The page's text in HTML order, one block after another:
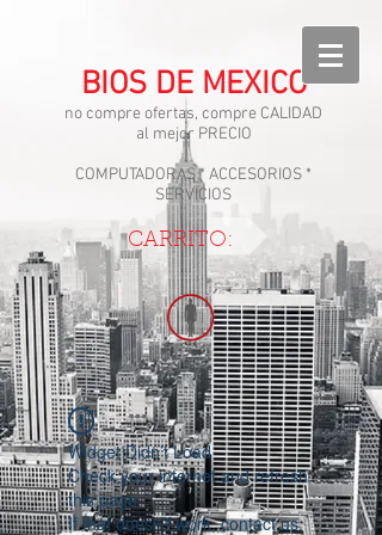
BIOS DE MEXICO
no compre ofertas, compre CALIDAD
al mejor PRECIO
COMPUTADORAS * ACCESORIOS *
SERVICIOS
CARRITO:
Widget Didn’t Load
Check your internet and refresh
this page.
If that doesn’t work, contact us.